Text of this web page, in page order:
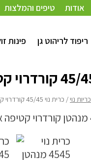
אודות טיפים והמלצות
ריפוד לריהוט גן פינות
/ כרית נוי 45/45 קורדרוי קטיפה מנהטן – אפור כהה
כריות נוי/ כרית נוי 45/45 קורדרוי קטיפה מנהטן – אפור כהה